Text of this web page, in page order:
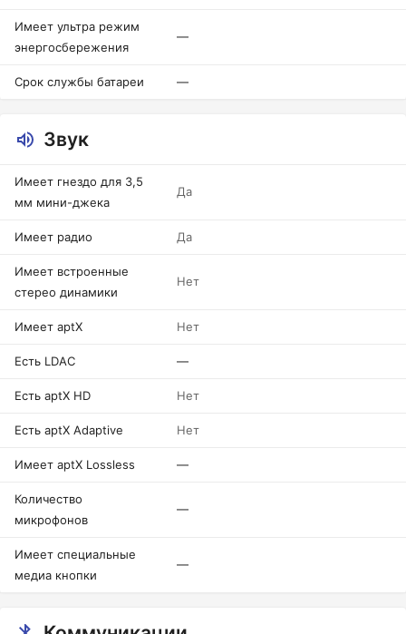
Имеет ультра режим
энергосбережения
—
Срок службы батареи —
Звук
Имеет гнездо для 3,5
мм мини-джека
Да
Имеет радио Да
Имеет встроенные
стерео динамики
Нет
Имеет aptX Нет
Есть LDAC —
Есть aptX HD Нет
Есть aptX Adaptive Нет
Имеет aptX Lossless —
Количество
микрофонов
—
Имеет специальные
медиа кнопки
—